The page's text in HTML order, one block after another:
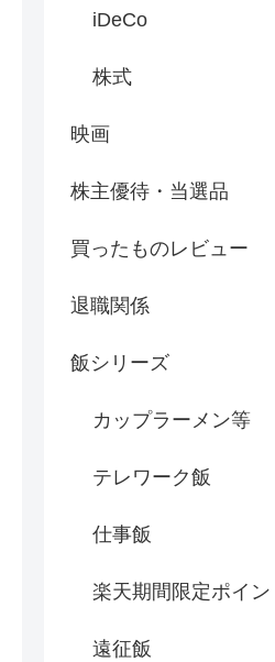
iDeCo
株式
映画
株主優待・当選品
買ったものレビュー
退職関係
飯シリーズ
カップラーメン等
テレワーク飯
仕事飯
楽天期間限定ポイ
遠征飯